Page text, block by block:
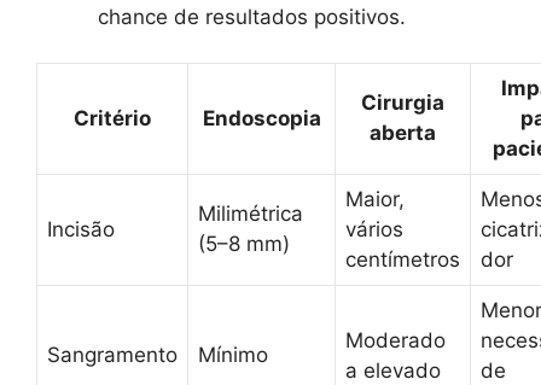
chance de resultados positivos.
Critério Endoscopia
Cirurgia
aberta
Incisão
Milimétrica
(5–8 mm)
Maior,
vários
centímetros
dor
Sangramento Mínimo
Moderado
a elevado
Menor
de